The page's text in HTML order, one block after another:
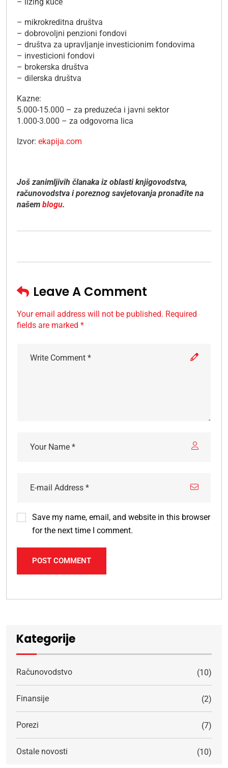
– mikrokreditna društva
– dobrovoljni penzioni fondovi
– društva za upravljanje investicionim fondovima
– investicioni fondovi
– brokerska društva
– dilerska društva
Kazne:
5.000-15.000 – za preduzeća i javni sektor
1.000-3.000 – za odgovorna lica
Izvor: ekapija.com
Još zanimljivih članaka iz oblasti knjigovodstva,
računovodstva i poreznog savjetovanja pronađite na
našem blogu.
Leave A Comment
Your email address will not be published. Required
fields are marked *
Save my name, email, and website in this browser
for the next time I comment.
POST COMMENT
Kategorije
Računovodstvo (10)
Finansije (2)
Porezi (7)
Ostale novosti (10)